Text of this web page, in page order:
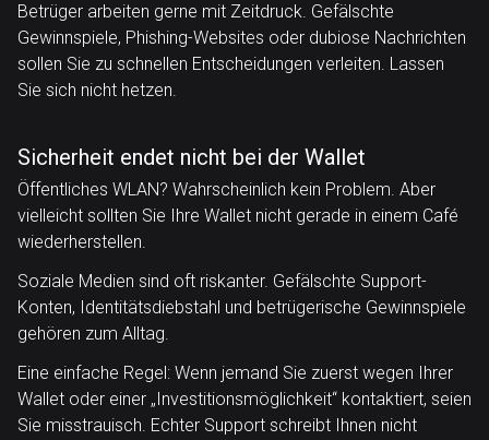
Betrüger arbeiten gerne mit Zeitdruck. Gefälschte
Gewinnspiele, Phishing-Websites oder dubiose Nachrichten
sollen Sie zu schnellen Entscheidungen verleiten. Lassen
Sie sich nicht hetzen.
Sicherheit endet nicht bei der Wallet
Öffentliches WLAN? Wahrscheinlich kein Problem. Aber
vielleicht sollten Sie Ihre Wallet nicht gerade in einem Café
wiederherstellen.
Soziale Medien sind oft riskanter. Gefälschte Support-
Konten, Identitätsdiebstahl und betrügerische Gewinnspiele
gehören zum Alltag.
Eine einfache Regel: Wenn jemand Sie zuerst wegen Ihrer
Wallet oder einer „Investitionsmöglichkeit“ kontaktiert, seien
Sie misstrauisch. Echter Support schreibt Ihnen nicht